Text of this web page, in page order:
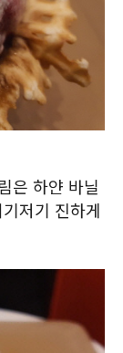
은 하얀 바닐
저기 진하게